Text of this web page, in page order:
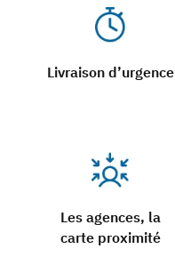
Livraison d’urgence
Les agences, la
carte proximité